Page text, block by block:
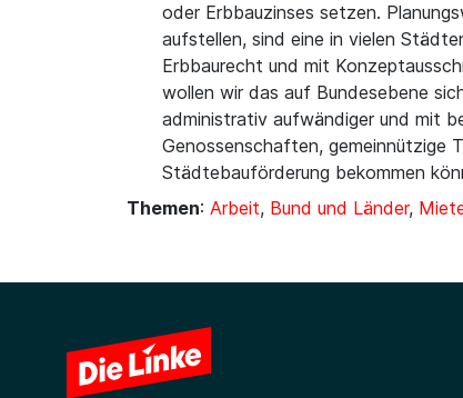
oder Erbbauzinses setzen.
aufstellen, sind eine in vielen
Erbbaurecht und mit
wollen wir das auf Bundesebene
administrativ aufwändiger und mit
Genossenschaften, gemeinnützige
Städtebauförderung bekommen
Themen: Arbeit, Bund und Länder,